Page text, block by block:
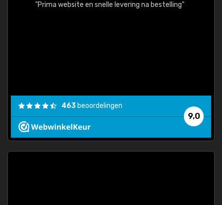
"Prima website en snelle levering na bestelling"
9,0
463 beoordelingen